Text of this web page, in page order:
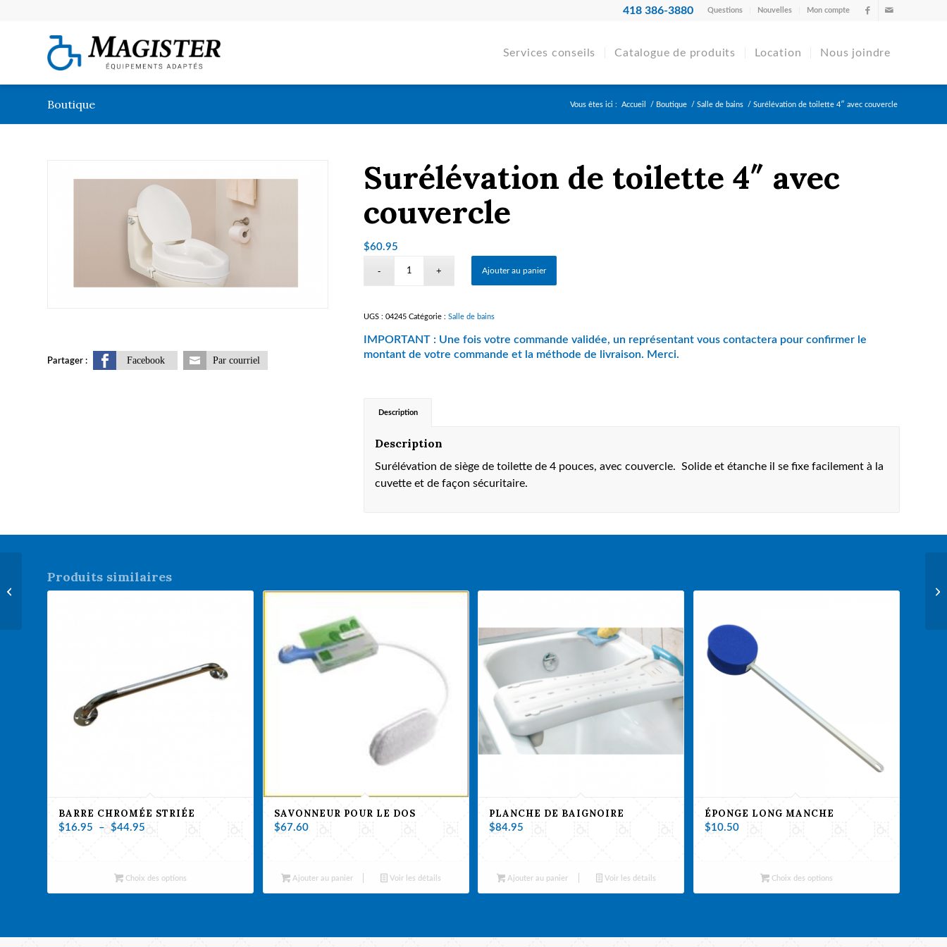
Questions Nouvelles Mon compte
418 386-3880
Services conseils Catalogue de produits Location Nous joindre
Boutique Vous êtes ici : Accueil / Boutique / Salle de bains / Surélévation de toilette 4″ avec couvercle
Partager : Facebook Par courriel
Surélévation de toilette 4″ avec
couvercle
$60.95
Ajouter au panier
UGS :04245 Catégorie :Salle de bains
Description
Description
Surélévation de siège de toilette de 4 pouces, avec couvercle. Solide et étanche il se fixe facilement à la
cuvette et de façon sécuritaire.
Produits similaires
BARRE CHROMÉE STRIÉE
$16.95 – $44.95
$16.95
à
Choix des options
SAVONNEUR POUR LE DOS
$67.60
Ajouter au panier Voir les détails
PLANCHE DE BAIGNOIRE
$84.95
Ajouter au panier Voir les détails
ÉPONGE LONG MANCHE
$10.50
Choix des options
Ensemble de poulies